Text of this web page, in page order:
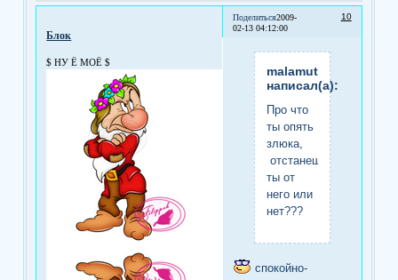
Поделиться 10
2009-
02-13 04:12:00
Блок
$ НУ Ё МОЁ $
malamut
написал(а):
Про что
ты опять
злюка,
отстанешь
ты от
него или
нет???
спокойно-